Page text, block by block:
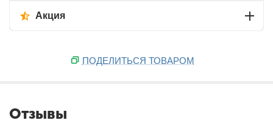
Акция
ПОДЕЛИТЬСЯ ТОВАРОМ
Отзывы